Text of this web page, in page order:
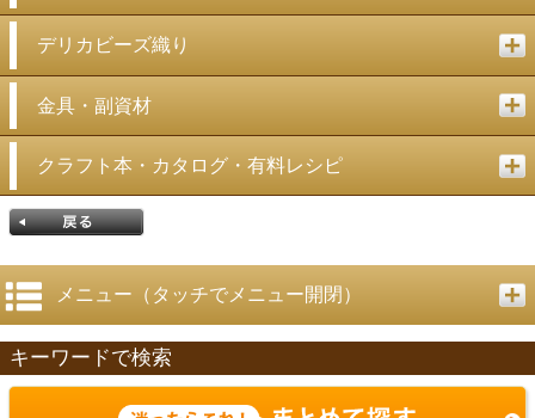
デリカビーズ織り
金具・副資材
クラフト本・カタログ・有料レシピ
戻る
メニュー（タッチでメニュー開閉）
キーワードで検索